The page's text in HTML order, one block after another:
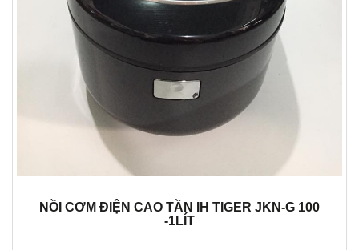
NỒI CƠM ĐIỆN CAO TẦN IH TIGER JKN-G 100
-1LÍT